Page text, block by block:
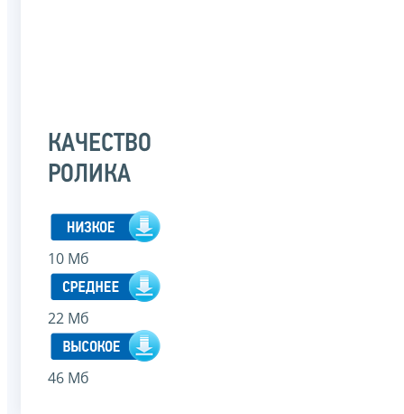
КАЧЕСТВО
РОЛИКА
10 Мб
22 Мб
46 Мб